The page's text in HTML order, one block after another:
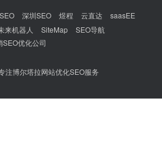
深圳SEO 煜程 云直达
saasEE
来机器人 SiteMap
SEO导航
SEO优化公司
注博尔塔拉网站优化SEO服务